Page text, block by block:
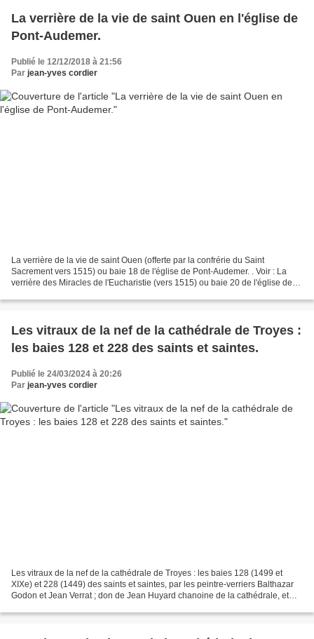
La verrière de la vie de saint Ouen en l'église de
Pont-Audemer.
Publié le 12/12/2018 à 21:56
Par jean-yves cordier
La verrière de la vie de saint Ouen (offerte par la confrérie du Saint
Sacrement vers 1515) ou baie 18 de l'église de Pont-Audemer. . Voir : La
verrière des Miracles de l'Eucharistie (vers 1515) ou baie 20 de l'église de
Les vitraux de la nef de la cathédrale de Troyes :
les baies 128 et 228 des saints et saintes.
Publié le 24/03/2024 à 20:26
Par jean-yves cordier
Les vitraux de la nef de la cathédrale de Troyes : les baies 128 (1499 et
XIXe) et 228 (1449) des saints et saintes, par les peintre-verriers Balthazar
Godon et Jean Verrat ; don de Jean Huyard chanoine de la cathédrale, et